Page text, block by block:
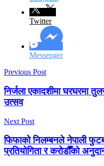
Twitter
Messenger
Previous Post
निर्जला एकादशीमा घरघरमा
उत्सव
Next Post
फिफाको निलम्बनले नेपाली
प्रतियोगिता र करोडौँको